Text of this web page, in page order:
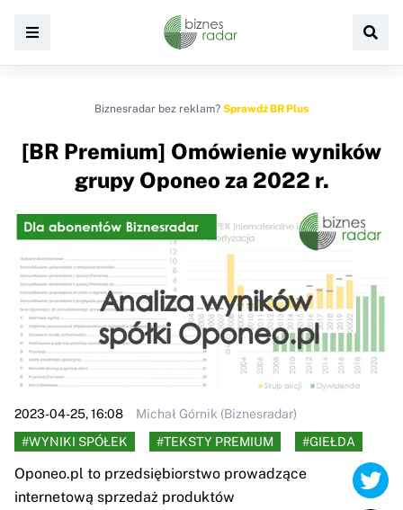
Biznesradar bez reklam? Sprawdź BR Plus
[BR Premium] Omówienie wyników
grupy Oponeo za 2022 r.
2023-04-25, 16:08
Michał Górnik (Biznesradar)
#WYNIKI SPÓŁEK
#TEKSTY PREMIUM #GIEŁDA
Oponeo.pl to przedsiębiorstwo prowadzące
internetową sprzedaż produktów